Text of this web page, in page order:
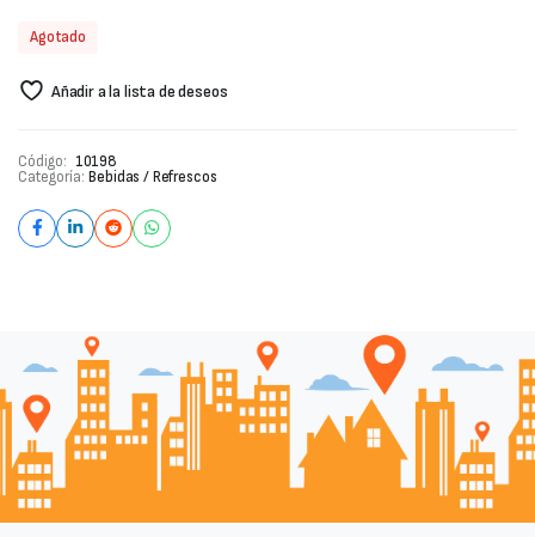
Agotado
Añadir a la lista de deseos
Código: 10198
Categoría: Bebidas / Refrescos